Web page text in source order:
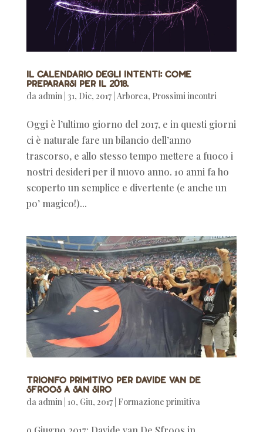
Il calendario degli intenti: come
prepararsi per il 2018.
da admin 31, Dic, 2017| Arborea, Prossimi incontri
Oggi è l’ultimo giorno del 2017, e in questi giorni
ci è naturale fare un bilancio dell’anno
trascorso, e allo stesso tempo mettere a fuoco i
nostri desideri per il nuovo anno. 10 anni fa ho
scoperto un semplice e divertente (e anche un
po’ magico!)...
Trionfo primitivo per Davide Van De
Sfroos a San Siro
da admin| 10, Giu, 2017| Formazione primitiva